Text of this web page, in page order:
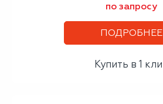
по запросу
ПОДРОБНЕЕ
Купить в 1